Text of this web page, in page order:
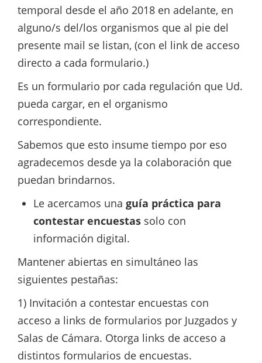
temporal desde el año 2018 en adelante, en
alguno/s del/los organismos que al pie del
presente mail se listan, (con el link de acceso
directo a cada formulario.)
Es un formulario por cada regulación que Ud.
pueda cargar, en el organismo
correspondiente.
Sabemos que esto insume tiempo por eso
agradecemos desde ya la colaboración que
puedan brindarnos.
Le acercamos una guía práctica para
contestar encuestas solo con
información digital.
Mantener abiertas en simultáneo las
siguientes pestañas:
1) Invitación a contestar encuestas con
acceso a links de formularios por Juzgados y
Salas de Cámara. Otorga links de acceso a
distintos formularios de encuestas.